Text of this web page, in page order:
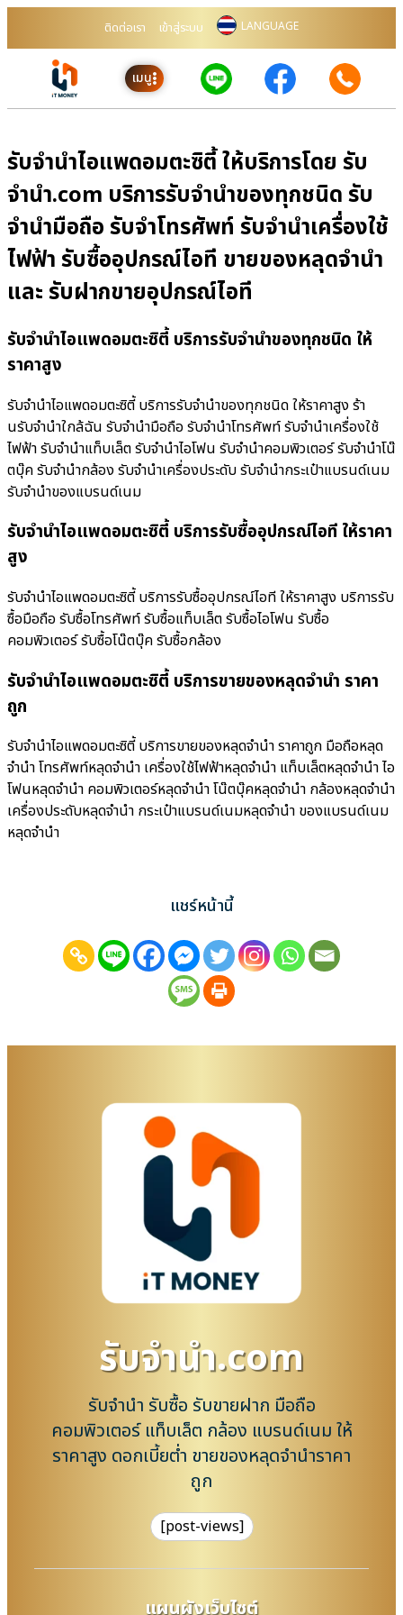
ติดต่อเรา เข้าสู่ระบบ LANGUAGE
เมนู
รับจำนำไอแพดอมตะซิตี้ ให้บริการโดย รับ
จํานํา.com บริการรับจำนำของทุกชนิด รับ
จำนำมือถือ รับจำโทรศัพท์ รับจำนำเครื่องใช้
ไฟฟ้า รับซื้ออุปกรณ์ไอที ขายของหลุดจำนำ
และ รับฝากขายอุปกรณ์ไอที
รับจำนำไอแพดอมตะซิตี้ บริการรับจำนำของทุกชนิด ให้
ราคาสูง
รับจำนำไอแพดอมตะซิตี้ บริการรับจำนำของทุกชนิด ให้ราคาสูง ร้า
นรับจํานําใกล้ฉัน รับจำนำมือถือ รับจำนำโทรศัพท์ รับจำนำเครื่องใช้
ไฟฟ้า รับจำนำแท็บเล็ต รับจำนำไอโฟน รับจำนำคอมพิวเตอร์ รับจำนำโน๊
ตบุ๊ค รับจำนำกล้อง รับจำนำเครื่องประดับ รับจำนำกระเป๋าแบรนด์เนม
รับจำนำของแบรนด์เนม
รับจำนำไอแพดอมตะซิตี้ บริการรับซื้ออุปกรณ์ไอที ให้ราคา
สูง
รับจำนำไอแพดอมตะซิตี้ บริการรับซื้ออุปกรณ์ไอที ให้ราคาสูง บริการรับ
ซื้อมือถือ รับซื้อโทรศัพท์ รับซื้อแท็บเล็ต รับซื้อไอโฟน รับซื้อ
คอมพิวเตอร์ รับซื้อโน๊ตบุ๊ค รับซื้อกล้อง
รับจำนำไอแพดอมตะซิตี้ บริการขายของหลุดจำนำ ราคา
ถูก
รับจำนำไอแพดอมตะซิตี้ บริการขายของหลุดจำนำ ราคาถูก มือถือหลุด
จำนำ โทรศัพท์หลุดจำนำ เครื่องใช้ไฟฟ้าหลุดจำนำ แท็บเล็ตหลุดจำนำ ไอ
โฟนหลุดจำนำ คอมพิวเตอร์หลุดจำนำ โน๊ตบุ๊คหลุดจำนำ กล้องหลุดจำนำ
เครื่องประดับหลุดจำนำ กระเป๋าแบรนด์เนมหลุดจำนำ ของแบรนด์เนม
หลุดจำนำ
แชร์หน้านี้
รับจํานํา.com
รับจำนำ รับซื้อ รับขายฝาก มือถือ
คอมพิวเตอร์ แท็บเล็ต กล้อง แบรนด์เนม ให้
ราคาสูง ดอกเบี้ยต่ำ ขายของหลุดจำนำราคา
ถูก
[post-views]
แผนผังเว็บไซต์